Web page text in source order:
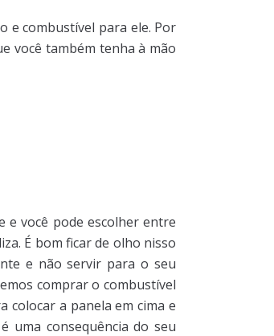
e combustível para ele. Por
você também tenha à mão
e você pode escolher entre
É bom ficar de olho nisso
e não servir para o seu
comprar o combustível
colocar a panela em cima e
uma consequência do seu